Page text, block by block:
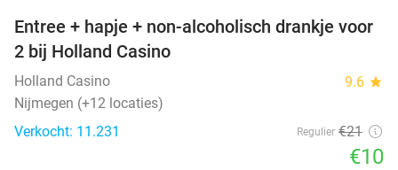
52%
Entree + hapje + non-alcoholisch drankje voor
2 bij Holland Casino
Holland Casino 9.6 star
Nijmegen (+12 locaties)
Verkocht: 11.231
Regulier €21
€10